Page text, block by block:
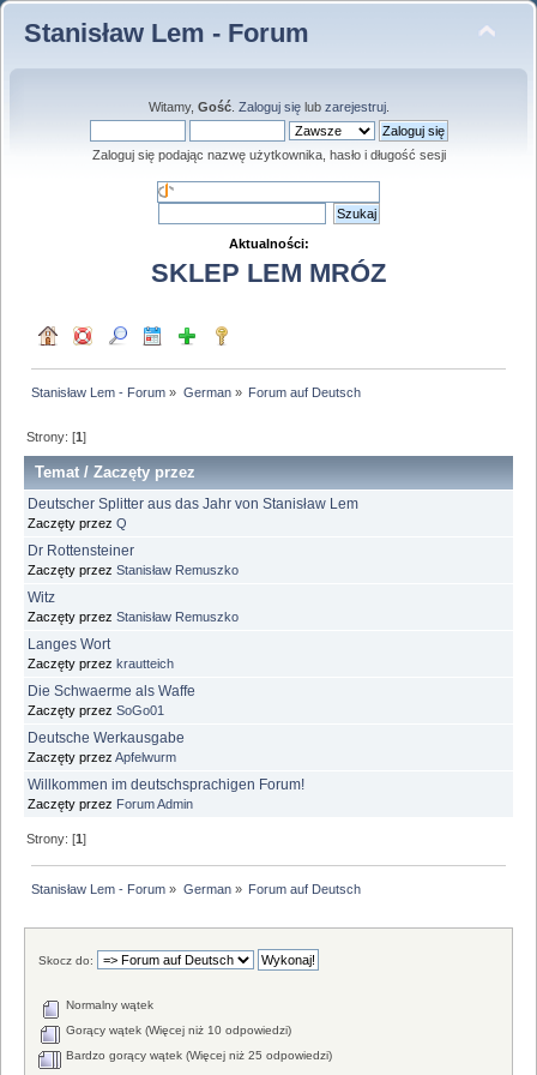
Stanisław Lem - Forum
Witamy, Gość. Zaloguj sięlub zarejestruj.
Zaloguj się podając nazwę użytkownika, hasło i długość sesji
Aktualności:
SKLEP LEM MRÓZ
Stanisław Lem - Forum » German» Forum auf Deutsch
Strony: [1]
Temat /Zaczęty przez
Deutscher Splitter aus das Jahr von Stanisław Lem
Zaczęty przez Q
Dr Rottensteiner
Zaczęty przez Stanisław Remuszko
Witz
Zaczęty przez Stanisław Remuszko
Langes Wort
Zaczęty przez krautteich
Die Schwaerme als Waffe
Zaczęty przez SoGo01
Deutsche Werkausgabe
Zaczęty przez Apfelwurm
Willkommen im deutschsprachigen Forum!
Zaczęty przez Forum Admin
Strony: [1]
Stanisław Lem - Forum » German» Forum auf Deutsch
Skocz do:
Normalny wątek
Gorący wątek (Więcej niż 10 odpowiedzi)
Bardzo gorący wątek (Więcej niż 25 odpowiedzi)